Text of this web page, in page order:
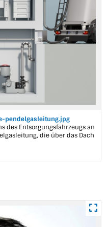
pendelgasleitung.jpg
des Entsorgungsfahrzeugs an
die über das Dach